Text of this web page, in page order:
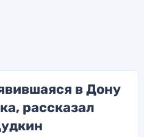
в Дону
рассказал